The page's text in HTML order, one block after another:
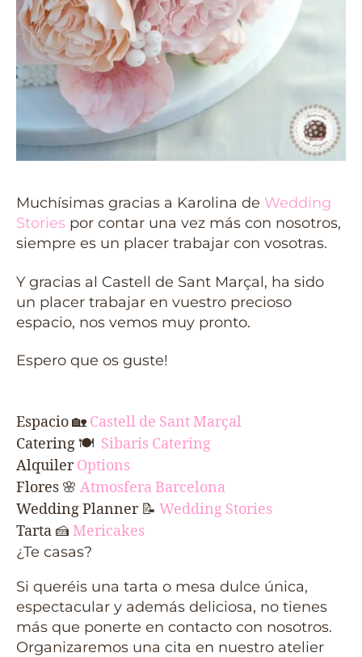
Muchísimas gracias a Karolina de Wedding
Stories por contar una vez más con nosotros,
siempre es un placer trabajar con vosotras.
Y gracias al Castell de Sant Marçal, ha sido
un placer trabajar en vuestro precioso
espacio, nos vemos muy pronto.
Espero que os guste!
Espacio🏡 Castell de Sant Marçal
Catering 🍽 Sibaris Catering
AlquilerOptions
Flores 🌸 Atmosfera Barcelona
Wedding Planner 📝 Wedding Stories
Tarta 🍰 Mericakes
¿Te casas?
Si queréis una tarta o mesa dulce única,
espectacular y además deliciosa, no tienes
más que ponerte en contacto con nosotros.
Organizaremos una cita en nuestro atelier